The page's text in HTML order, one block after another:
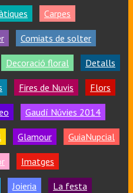
Carpes
Comiats de solter
Decoració floral Detalls
Fires de Nuvis Flors
Gaudí Núvies 2014
Glamour GuiaNupcial
Imatges
Joieria La festa